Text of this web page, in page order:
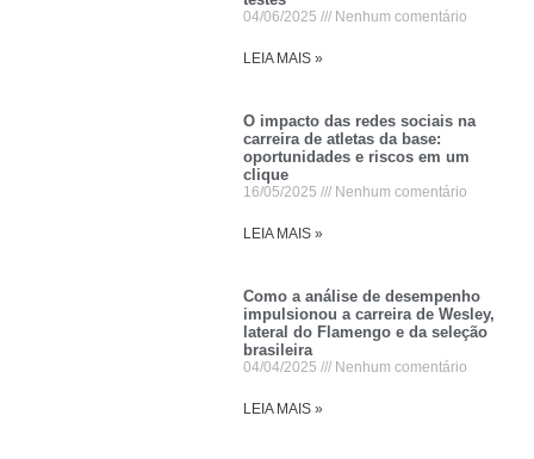
04/06/2025 Nenhum comentário
LEIA MAIS »
O impacto das redes sociais na
carreira de atletas da base:
oportunidades e riscos em um
clique
16/05/2025 Nenhum comentário
LEIA MAIS »
Como a análise de desempenho
impulsionou a carreira de Wesley,
lateral do Flamengo e da seleção
brasileira
04/04/2025 Nenhum comentário
LEIA MAIS »